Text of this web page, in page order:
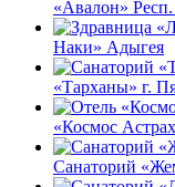
«Авалон»
Наки» Адыгея
«Тарханы» г.
«Космос
Санаторий